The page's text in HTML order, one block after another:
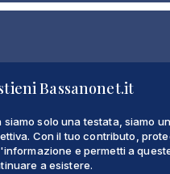
Bassanonet.it
siamo solo una testata, siamo
Con il tuo contributo,
e permetti a
a esistere.